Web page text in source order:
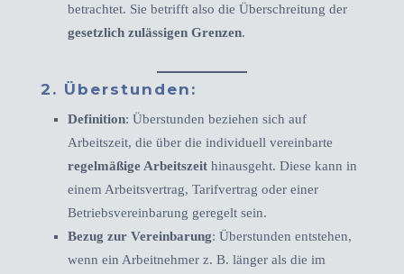
betrachtet. Sie betrifft also die Überschreitung der
gesetzlich zulässigen Grenzen.
2. Überstunden :
Definition: Überstunden beziehen sich auf
Arbeitszeit, die über die individuell vereinbarte
regelmäßige Arbeitszeithinausgeht. Diese kann in
einem Arbeitsvertrag, Tarifvertrag oder einer
Betriebsvereinbarung geregelt sein.
Bezug zur Vereinbarung: Überstunden entstehen,
wenn ein Arbeitnehmer z. B. länger als die im